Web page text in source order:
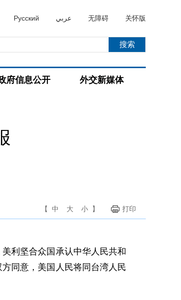
Русский عربي 无障碍 关怀版
府信息公开 外交新媒体
【 中 大 小 】 打印
利坚合众国承认中华人民共和
同意，美国人民将同台湾人民